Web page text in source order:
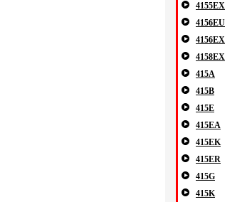
4155EX
4156EU
4156EX
4158EX
415A
415B
415E
415EA
415EK
415ER
415G
415K